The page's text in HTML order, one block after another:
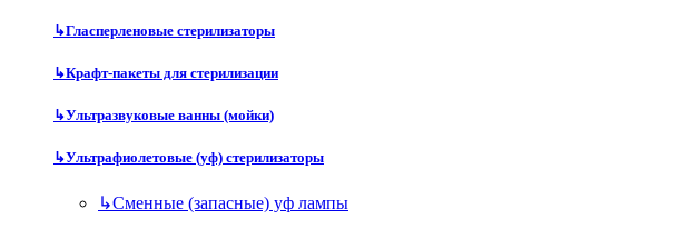
↳Гласперленовые стерилизаторы
↳Крафт-пакеты для стерилизации
↳Ультразвуковые ванны (мойки)
↳Ультрафиолетовые (уф) стерилизаторы
↳Сменные (запасные) уф лампы